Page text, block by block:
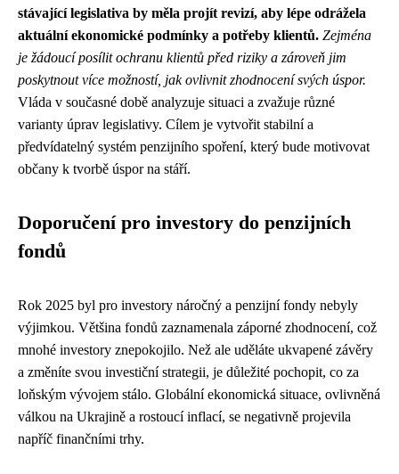
stávající legislativa by měla projít revizí, aby lépe odrážela
aktuální ekonomické podmínky a potřeby klientů. Zejména
je žádoucí posílit ochranu klientů před riziky a zároveň jim
poskytnout více možností, jak ovlivnit zhodnocení svých úspor.
Vláda v současné době analyzuje situaci a zvažuje různé
varianty úprav legislativy. Cílem je vytvořit stabilní a
předvídatelný systém penzijního spoření, který bude motivovat
občany k tvorbě úspor na stáří.
Doporučení pro investory do penzijních
fondů
Rok 2025 byl pro investory náročný a penzijní fondy nebyly
výjimkou. Většina fondů zaznamenala záporné zhodnocení, což
mnohé investory znepokojilo. Než ale uděláte ukvapené závěry
a změníte svou investiční strategii, je důležité pochopit, co za
loňským vývojem stálo. Globální ekonomická situace, ovlivněná
válkou na Ukrajině a rostoucí inflací, se negativně projevila
napříč finančními trhy.